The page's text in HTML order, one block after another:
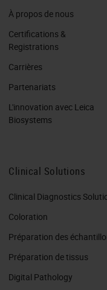
À propos de nous
Certifications &
Registrations
Carrières
Partenariats
L'innovation avec Leica
Biosystems
Clinical Solutions
Clinical Diagnostics
Coloration
Préparation des
Préparation de tissus
Digital Pathology